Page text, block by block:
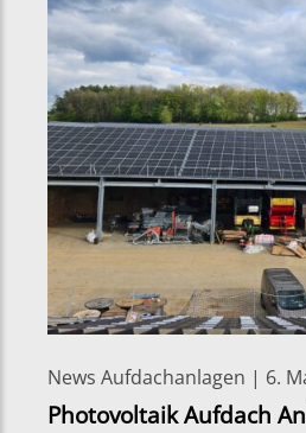
News Aufdachanlagen | 6.
Photovoltaik Aufdach